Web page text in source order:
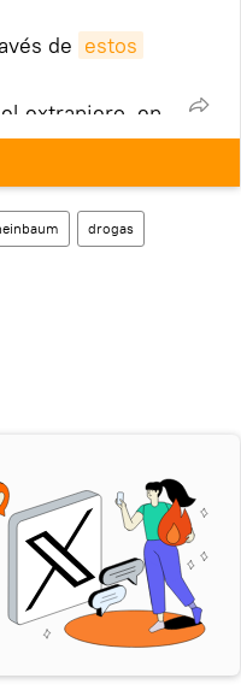
de estos
extranjero, en
tu dispositivo
VK .
drogas